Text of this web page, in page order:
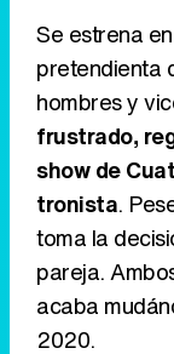
Se estrena
pretendienta
hombres y
frustrado,
show de
tronista.
toma la
pareja.
acaba
2020.